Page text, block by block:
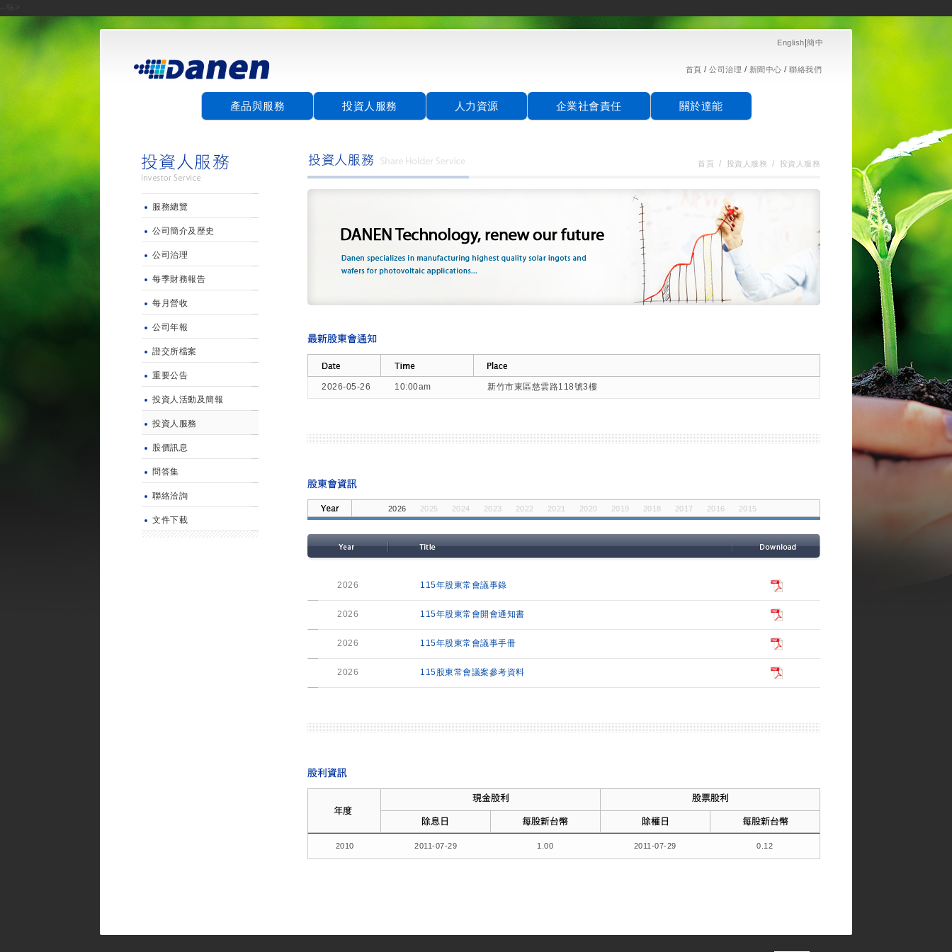
English 簡中
首頁 / 公司治理 / 新聞中心 / 聯絡我們
產品與服務 投資人服務 人力資源 企業社會責任 關於達能
服務總覽
公司簡介及歷史
公司治理
每季財務報告
每月營收
公司年報
證交所檔案
重要公告
投資人活動及簡報
投資人服務
股價訊息
問答集
聯絡洽詢
文件下載
首頁 / 投資人服務 / 投資人服務
2026-05-26 10:00am 新竹市東區慈雲路118號3樓
2026 2025 2024 2023 2022 2021 2020 2019 2018 2017 2016 2015
2026 115年股東常會議事錄
2026 115年股東常會開會通知書
2026 115年股東常會議事手冊
2026 115股東常會議案參考資料
2010 2011-07-29 1.00 2011-07-29 0.12